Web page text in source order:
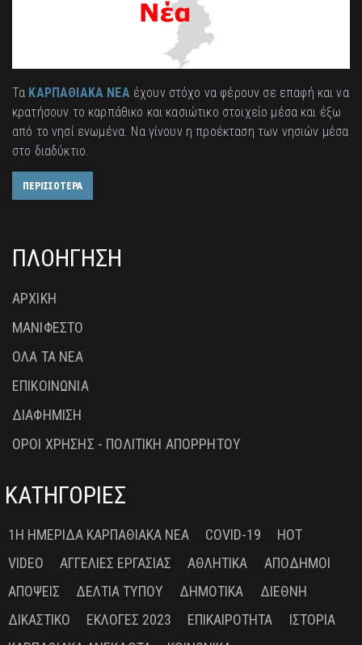
Τα ΚΑΡΠΑΘΙΑΚΑ ΝΕΑέχουν στόχο να φέρουν σε επαφή και να
κρατήσουν το καρπάθικο και κασιώτικο στοιχείο μέσα και έξω
από το νησί ενωμένα. Να γίνουν η προέκταση των νησιών μέσα
στο διαδύκτιο.
ΠΕΡΙΣΣΟΤΕΡΑ
ΠΛΟΗΓΗΣΗ
ΑΡΧΙΚΗ
ΜΑΝΙΦΕΣΤΟ
ΟΛΑ ΤΑ ΝΕΑ
ΕΠΙΚΟΙΝΩΝΙΑ
ΔΙΑΦΗΜΙΣΗ
ΟΡΟΙ ΧΡΗΣΗΣ - ΠΟΛΙΤΙΚΗ ΑΠΟΡΡΗΤΟΥ
ΚΑΤΗΓΟΡΙΕΣ
1Η ΗΜΕΡΊΔΑ ΚΑΡΠΑΘΙΑΚΆ ΝΈΑ COVID-19
HOT
VIDEO
ΑΓΓΕΛΊΕΣ ΕΡΓΑΣΊΑΣ ΑΘΛΗΤΙΚΆ
ΑΠΌΔΗΜΟΙ
ΑΠΌΨΕΙΣ
ΔΕΛΤΊΑ ΤΎΠΟΥ ΔΗΜΟΤΙΚΆ
ΔΙΕΘΝΉ
ΔΙΚΑΣΤΙΚΌ
ΕΚΛΟΓΈΣ 2023 ΕΠΙΚΑΙΡΌΤΗΤΑ
ΙΣΤΟΡΊΑ